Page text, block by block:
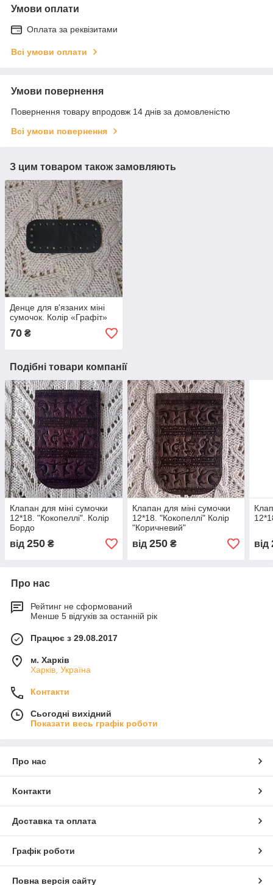
Умови оплати
Оплата за реквізитами
Всі умови оплати
Умови повернення
Повернення товару впродовж 14 днів за домовленістю
Всі умови повернення
З цим товаром також замовляють
Денце для в'язаних міні
сумочок. Колір «Графіт»
70 ₴
Подібні товари компанії
Клапан для міні сумочки
12*18. "Кокопеллі". Колір
Бордо
від 250 ₴
Клапан для міні сумочки
12*18. "Кокопеллі" Колір
"Коричневий"
від 250₴ від
Про нас
Рейтинг не сформований
Менше 5 відгуків за останній рік
Працює з 29.08.2017
м. Харків
Харків, Україна
Контакти
Сьогодні вихідний
Показати весь графік роботи
Про нас
Контакти
Доставка та оплата
Графік роботи
Повна версія сайту